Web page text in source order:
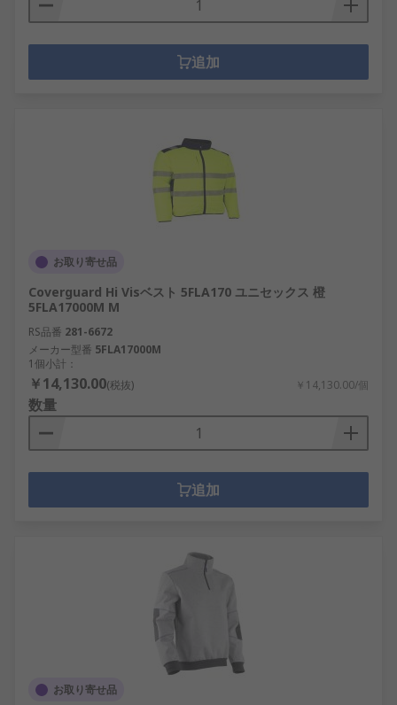
追加
お取り寄せ品
Coverguard Hi Visベスト 5FLA170 ユニセックス 橙
5FLA17000M M
RS品番 281-6672
メーカー型番 5FLA17000M
1個小計：
￥14,130.00(税抜) ￥14,130.00/個
数量
追加
お取り寄せ品